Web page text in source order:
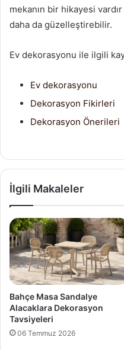
mekanın bir hikayesi
daha da güzelleştirebilir.
Ev dekorasyonu ile ilgili
Ev dekorasyonu
Dekorasyon Fikirleri
Dekorasyon Önerileri
İlgili Makaleler
Bahçe Masa Sandalye
Alacaklara Dekorasyon
Tavsiyeleri
06 Temmuz 2026